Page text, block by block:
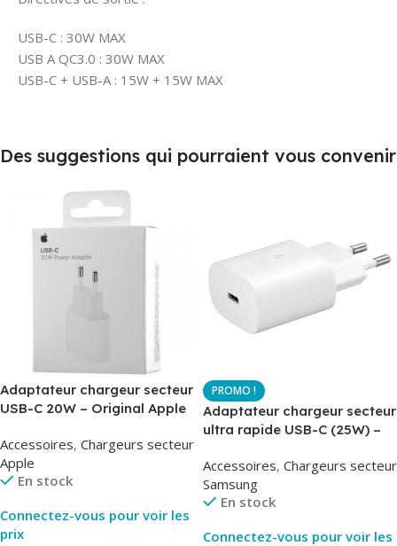
USB-C : 30W MAX
USB A QC3.0 : 30W MAX
USB-C + USB-A : 15W + 15W MAX
Des suggestions qui pourraient vous convenir
Adaptateur chargeur secteur
USB-C 20W – Original Apple
Original
Accessoires, Chargeurs secteur
Apple
En stock
Connectez-vous pour voir les
prix
Adaptateur chargeur secteur
ultra rapide USB-C (25W) –
EP-TA800
Accessoires, Chargeurs secteur
Samsung
En stock
Connectez-vous pour voir les